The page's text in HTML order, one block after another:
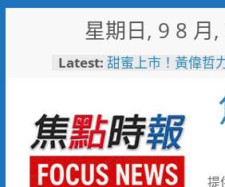
星期日, 9 8 月
Latest: 甜蜜上市！黃偉哲
臺鐵高雄機廠變身
樂園 陳其邁:保存
憶！
「火車醫院」變身
雄親子遊樂園開幕
提